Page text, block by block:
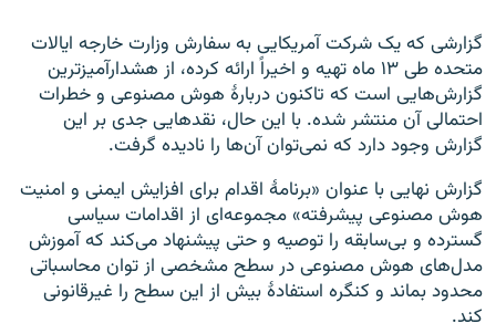
گزارشی که یک شرکت آمریکایی به سفارش وزارت خارجه ایالات
متحده طی ۱۳ ماه تهیه و اخیراً ارائه کرده، از هشدارآمیزترین
گزارش‌هایی است که تاکنون دربارهٔ هوش مصنوعی و خطرات
احتمالی آن منتشر شده. با این حال، نقدهایی جدی بر این
گزارش وجود دارد که نمی‌توان آن‌ها را نادیده گرفت.
گزارش نهایی با عنوان «برنامهٔ اقدام برای افزایش ایمنی و امنیت
هوش مصنوعی پیشرفته» مجموعه‌ای از اقدامات سیاسی
گسترده و بی‌سابقه را توصیه و حتی پیشنهاد می‌کند که آموزش
مدل‌های هوش مصنوعی در سطح مشخصی از توان محاسباتی
محدود بماند و کنگره استفادهٔ بیش از این سطح را غیرقانونی
کند.